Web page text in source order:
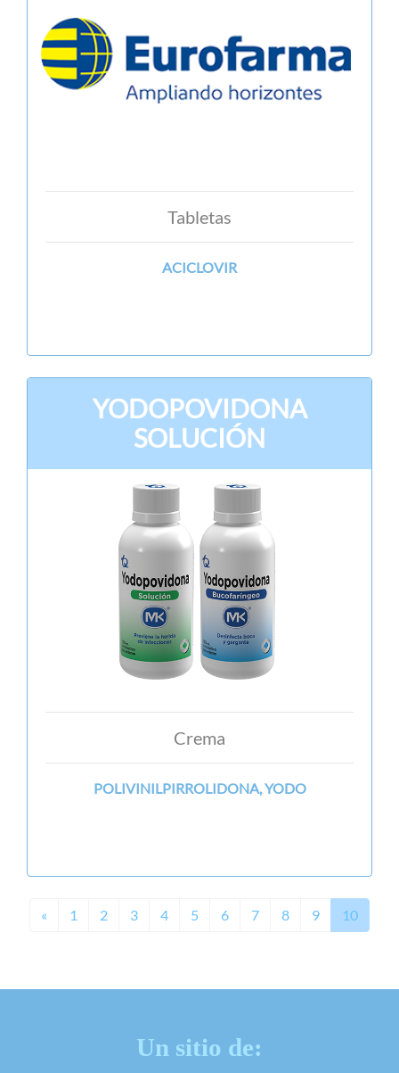
Tabletas
ACICLOVIR
YODOPOVIDONA
SOLUCIÓN
Crema
POLIVINILPIRROLIDONA, YODO
« Previous
1 2 3 4 5 6 7 8 9 10
Un sitio de: